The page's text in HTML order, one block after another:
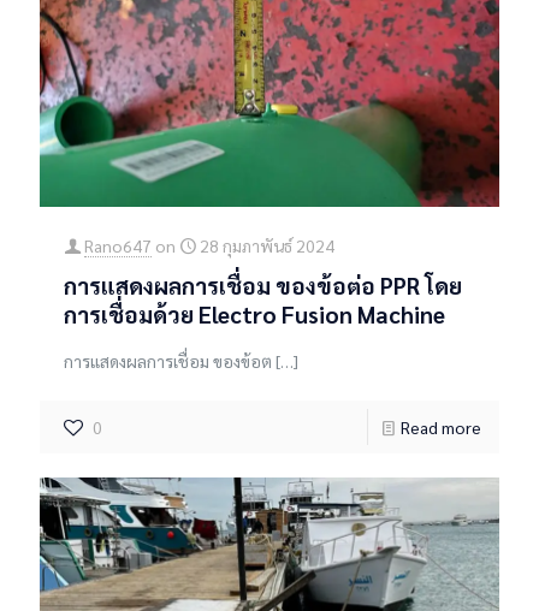
Rano647 on 28 กุมภาพันธ์ 2024
การแสดงผลการเชื่อม ของข้อต่อ PPR โดย
การเชื่อมด้วย Electro Fusion Machine
การแสดงผลการเชื่อม ของข้อต […]
0 Read more